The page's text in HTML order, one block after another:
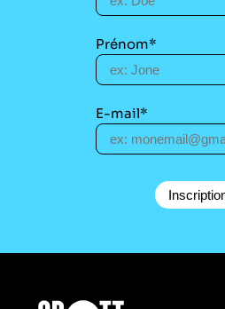
Prénom*
E-mail*